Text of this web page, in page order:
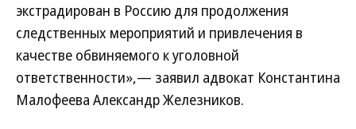
экстрадирован в Россию для продолжения
следственных мероприятий и привлечения в
качестве обвиняемого к уголовной
ответственности»,— заявил адвокат Константина
Малофеева Александр Железников.